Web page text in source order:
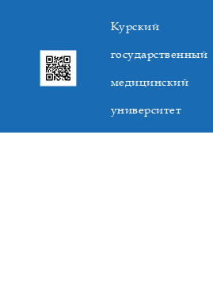
Курский
государственный
медицинский
университет